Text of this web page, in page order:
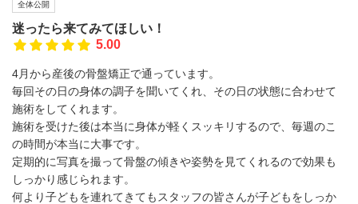
全体公開
迷ったら来てみてほしい！
5.00
4月から産後の骨盤矯正で通っています。
毎回その日の身体の調子を聞いてくれ、その日の状態に合わせて
施術をしてくれます。
施術を受けた後は本当に身体が軽くスッキリするので、毎週のこ
の時間が本当に大事です。
定期的に写真を撮って骨盤の傾きや姿勢を見てくれるので効果も
しっかり感じられます。
何より子どもを連れてきてもスタッフの皆さんが子どもをしっか